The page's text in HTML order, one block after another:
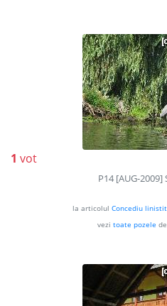
1 vot
P14 [AUG-
la articolul Concediu
vezi toate pozele